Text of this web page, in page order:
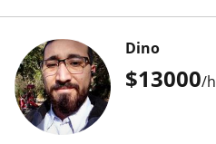
$13000/h
Dino